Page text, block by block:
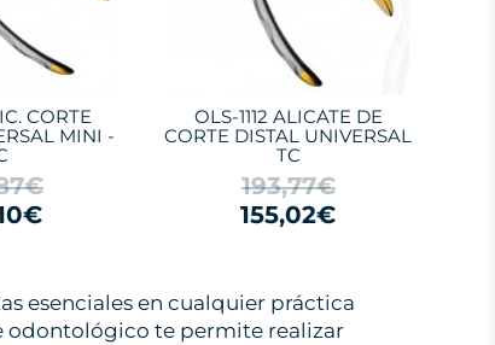
CORTE
MINI -
OLS-1112 ALICATE DE
CORTE DISTAL UNIVERSAL
TC
193,77€
155,02€
esenciales en cualquier práctica
odontológico te permite realizar